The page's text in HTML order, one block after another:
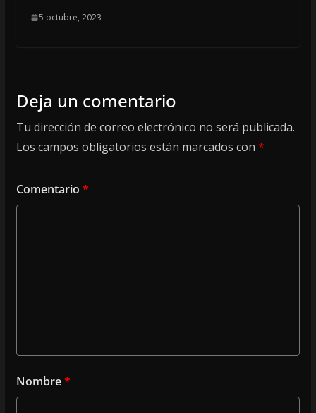
5 octubre, 2023
Deja un comentario
Tu dirección de correo electrónico no será publicada.
Los campos obligatorios están marcados con *
Comentario *
Nombre*